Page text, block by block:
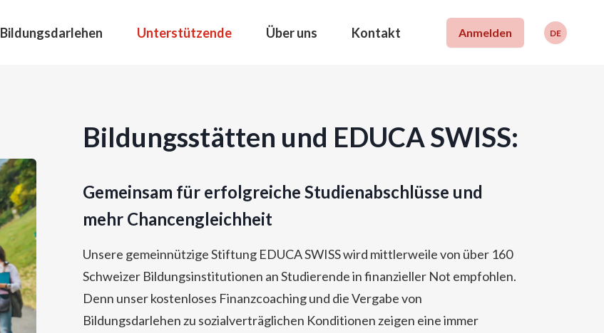
Bildungsdarlehen Unterstützende Über uns Kontakt Anmelden DE
Bildungsstätten und EDUCA SWISS:
Gemeinsam für erfolgreiche Studienabschlüsse und
mehr Chancengleichheit
Unsere gemeinnützige Stiftung EDUCA SWISS wird mittlerweile von über 160
Schweizer Bildungsinstitutionen an Studierende in finanzieller Not empfohlen.
Denn unser kostenloses Finanzcoaching und die Vergabe von
Bildungsdarlehen zu sozialverträglichen Konditionen zeigen eine immer